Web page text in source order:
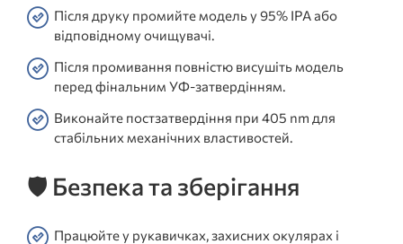
Після друку промийте модель у 95% IPA або
відповідному очищувачі.
Після промивання повністю висушіть модель
перед фінальним УФ-затвердінням.
Виконайте постзатвердіння при 405 nm для
стабільних механічних властивостей.
🛡️ Безпека та зберігання
Працюйте у рукавичках, захисних окулярах і